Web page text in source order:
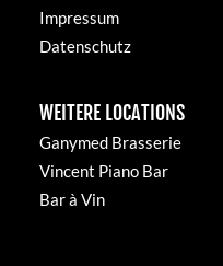
Impressum
Datenschutz
WEITERE LOCATIONS
Ganymed Brasserie
Vincent Piano Bar
Bar à Vin